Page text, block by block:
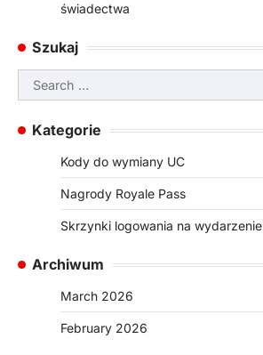
świadectwa
Szukaj
Search
for:
Kategorie
Kody do wymiany UC
Nagrody Royale Pass
Skrzynki logowania na wydarzenie
Archiwum
March 2026
February 2026